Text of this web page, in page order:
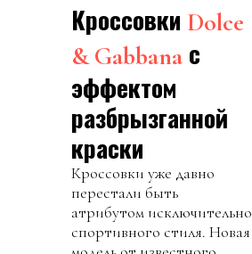
Кроссовки Dolce
& Gabbana с
эффектом
разбрызганной
краски
Кроссовки уже давно
перестали быть
атрибутом исключительно
спортивного стиля. Новая